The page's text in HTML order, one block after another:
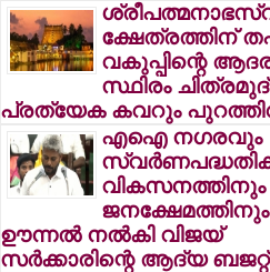
ക്ഷേത്രത്തിന്
വകുപ്പിന്റെ
സ്ഥിരം
പ്രത്യേക കവറും
എഐ നഗരവും
വികസനത്തിനും
ജനക്ഷേമത്തിനും
ഊന്നല്‍ നല്‍കി വിജയ്
സര്‍ക്കാരിന്റെ ആദ്യ ബജറ്റ്